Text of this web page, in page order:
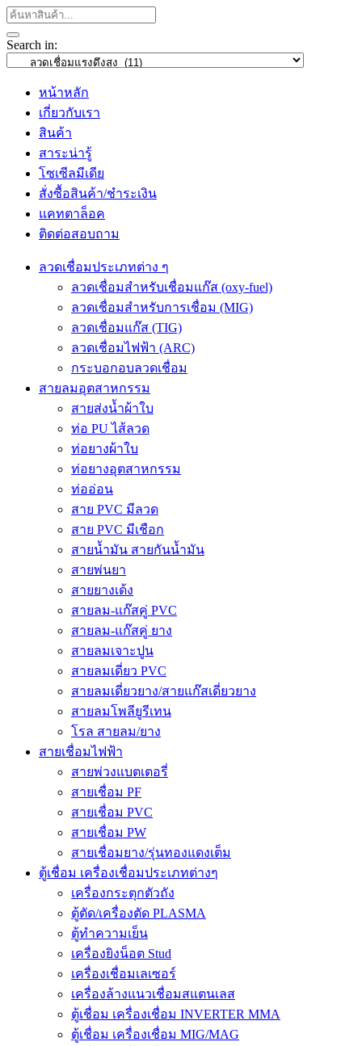
Search in:
หน้าหลัก
เกี่ยวกับเรา
สินค้า
สาระน่ารู้
โซเซีลมีเดีย
สั่งซื้อสินค้า/ชำระเงิน
แคทตาล็อค
ติดต่อสอบถาม
ลวดเชื่อมประเภทต่าง ๆ
ลวดเชื่อมสำหรับเชื่อมแก๊ส (oxy-fuel)
ลวดเชื่อมสำหรับการเชื่อม (MIG)
ลวดเชื่อมแก๊ส (TIG)
ลวดเชื่อมไฟฟ้า (ARC)
กระบอกอบลวดเชื่อม
สายลมอุตสาหกรรม
สายส่งน้ำผ้าใบ
ท่อ PU ไส้ลวด
ท่อยางผ้าใบ
ท่อยางอุตสาหกรรม
ท่ออ่อน
สาย PVC มีลวด
สาย PVC มีเชือก
สายน้ำมัน สายกันน้ำมัน
สายพ่นยา
สายยางเด้ง
สายลม-แก๊สคู่ PVC
สายลม-แก๊สคู่ ยาง
สายลมเจาะปูน
สายลมเดี่ยว PVC
สายลมเดี่ยวยาง/สายแก๊สเดี่ยวยาง
สายลมโพลียูรีเทน
โรล สายลม/ยาง
สายเชื่อมไฟฟ้า
สายพ่วงแบตเตอรี่
สายเชื่อม PF
สายเชื่อม PVC
สายเชื่อม PW
สายเชื่อมยาง/รุ่นทองแดงเต็ม
ตู้เชื่อม เครื่องเชื่อมประเภทต่างๆ
เครื่องกระตุกตัวถัง
ตู้ตัด/เครื่องตัด PLASMA
ตู้ทำความเย็น
เครื่องยิงน็อต Stud
เครื่องเชื่อมเลเซอร์
เครื่องล้างแนวเชื่อมสแตนเลส
ตู้เชื่อม เครื่องเชื่อม INVERTER MMA
ตู้เชื่อม เครื่องเชื่อม MIG/MAG